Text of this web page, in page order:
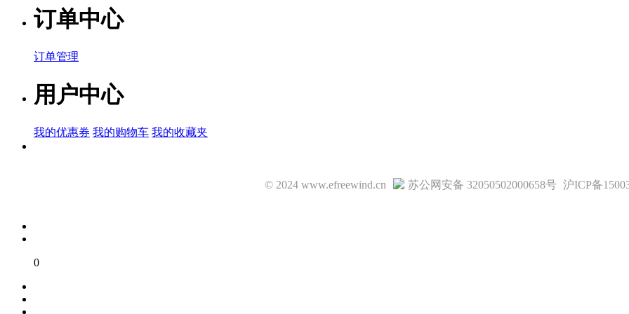
订单中心
订单管理
用户中心
我的优惠券 我的购物车 我的收藏夹
© 2024 www.efreewind.cn 苏公网安备 32050502000658号 沪ICP备
0